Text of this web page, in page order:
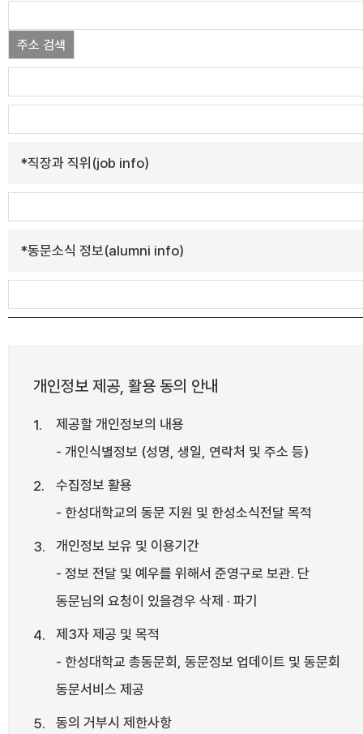
*직장과 직위(job info)
*동문소식 정보(alumni info)
개인정보 제공, 활용 동의 안내
제공할 개인정보의 내용
- 개인식별정보 (성명, 생일, 연락처 및 주소 등)
수집정보 활용
- 한성대학교의 동문 지원 및 한성소식전달 목적
개인정보 보유 및 이용기간
- 정보 전달 및 예우를 위해서 준영구로 보관. 단
동문님의 요청이 있을경우 삭제 · 파기
제3자 제공 및 목적
- 한성대학교 총동문회, 동문정보 업데이트 및 동문회
동문서비스 제공
동의 거부시 제한사항